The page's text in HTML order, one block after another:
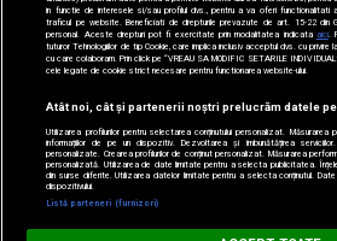
Digi FM
in functie de interesele si/sau profilul dvs., pentru a va oferi
traficul pe website. Beneficiati de drepturile prevazute de art. 15-22 din
personal. Aceste drepturi pot fi exercitate prin modalitatea indicata aici.
tuturor Tehnologiilor de tip Cookie, care implica inclusiv acceptul dvs. cu
cu care colaboram. Prin click pe “VREAU SA MODIFIC SETARILE
cele legate de cookie strict necesare pentru functionarea website-ului.
Atât noi, cât și partenerii noștri prelucrăm datele
Utilizarea profilurilor pentru selectarea conținutului personalizat.
informațiilor de pe un dispozitiv. Dezvoltarea și îmbunătățirea
personalizate. Crearea profilurilor de conținut personalizat. Măsurarea
personalizată. Utilizarea de date limitate pentru a selecta publicitatea.
din surse diferite. Utilizarea datelor limitate pentru a selecta conținutul.
dispozitivului.
Listă parteneri (furnizori)